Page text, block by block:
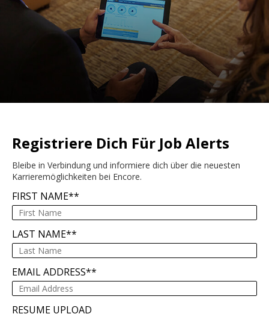
Registriere Dich Für Job Alerts
Bleibe in Verbindung und informiere dich über die neuesten
Karrieremöglichkeiten bei Encore.
FIRST NAME*
LAST NAME*
EMAIL ADDRESS*
RESUME UPLOAD